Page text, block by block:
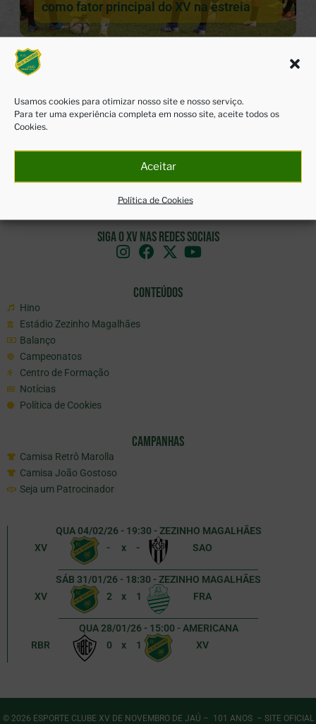
Usamos cookies para otimizar nosso site e nosso serviço.
Para ter uma experiência completa em nosso site, aceite todos os
Cookies.
Aceitar
Política de Cookies
como fator principal do XV na estreia
Siga o XV nas redes sociais
Conteúdos
Hino
Estádio Zezinho Magalhães
Balanço
Campeonatos
Centro de Formação
Notícias
Política de Cookies
Campanhas
Camisa Retrô Marolla
Camisa João Gostoso
Seja um Patrocinador
QUA 04/02/26 - 19:30 - ZEZINHO MAGALHÃES
XV
- x - SAO
SÁB 31/01/26 - 18:30 - ZEZINHO MAGALHÃES
XV
2 x 1 FRA
QUA 28/01/26 - 15:00 - AMERICANA
RBR
0 x 1 XV
© 2026 ESPORTE CLUBE XV DE NOVEMBRO DE JAÚ – 101 ANOS – SITE OFICIAL